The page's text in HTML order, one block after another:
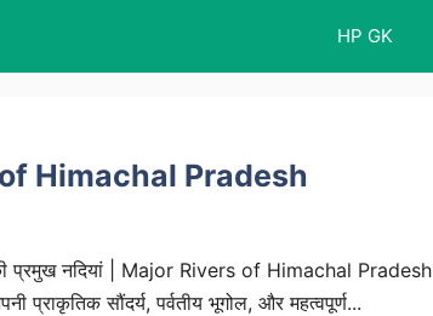
HP GK
of Himachal Pradesh
प्रमुख नदियां | Major Rivers of Himachal Pradesh
प्राकृतिक सौंदर्य, पर्वतीय भूगोल, और महत्वपूर्ण...